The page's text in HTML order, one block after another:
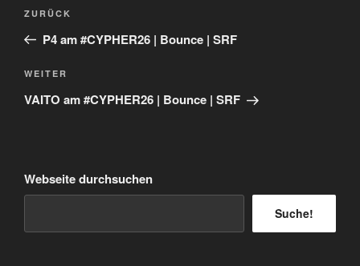
Vorheriger
Beitrag
ZURÜCK
P4 am #CYPHER26 | Bounce | SRF
Nächster
Beitrag
WEITER
VAITO am #CYPHER26 | Bounce | SRF
Webseite durchsuchen
Suche!